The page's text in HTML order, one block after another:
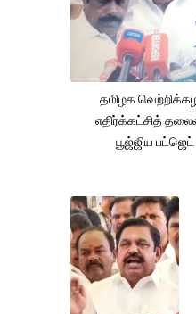
தமிழக
எதிர்க்கட்சித்
பூஜ்ஜிய